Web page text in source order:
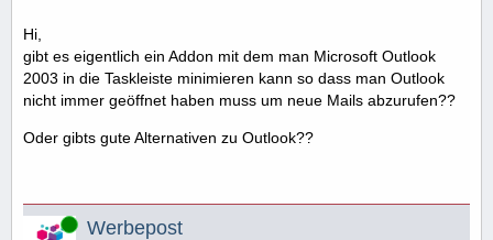
Hi,
gibt es eigentlich ein Addon mit dem man Microsoft Outlook
2003 in die Taskleiste minimieren kann so dass man Outlook
nicht immer geöffnet haben muss um neue Mails abzurufen??
Oder gibts gute Alternativen zu Outlook??
Online Werbepost